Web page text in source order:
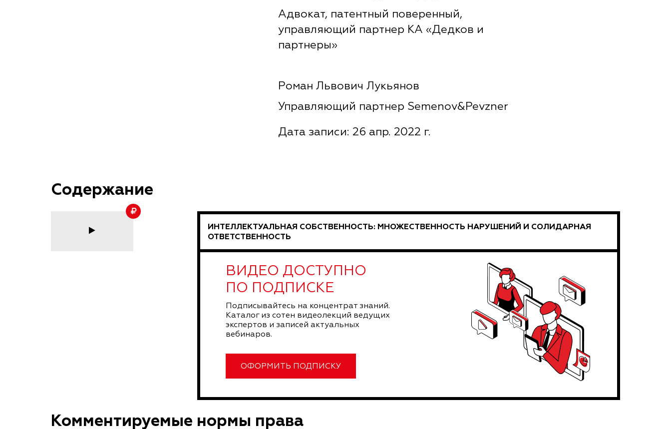
Адвокат, патентный поверенный,
управляющий партнер КА «Дедков и
партнеры»
Роман Львович Лукьянов
Управляющий партнер Semenov&Pevzner
Дата записи: 26 апр. 2022 г.
Содержание
ИНТЕЛЛЕКТУАЛЬНАЯ СОБСТВЕННОСТЬ: МНОЖЕСТВЕННОСТЬ НАРУШЕНИЙ И СОЛИДАРНАЯ
ОТВЕТСТВЕННОСТЬ
ВИДЕО ДОСТУПНО
ПО ПОДПИСКЕ
Подписывайтесь на концентрат знаний.
Каталог из сотен видеолекций ведущих
экспертов и записей актуальных
вебинаров.
ОФОРМИТЬ ПОДПИСКУ
Комментируемые нормы права